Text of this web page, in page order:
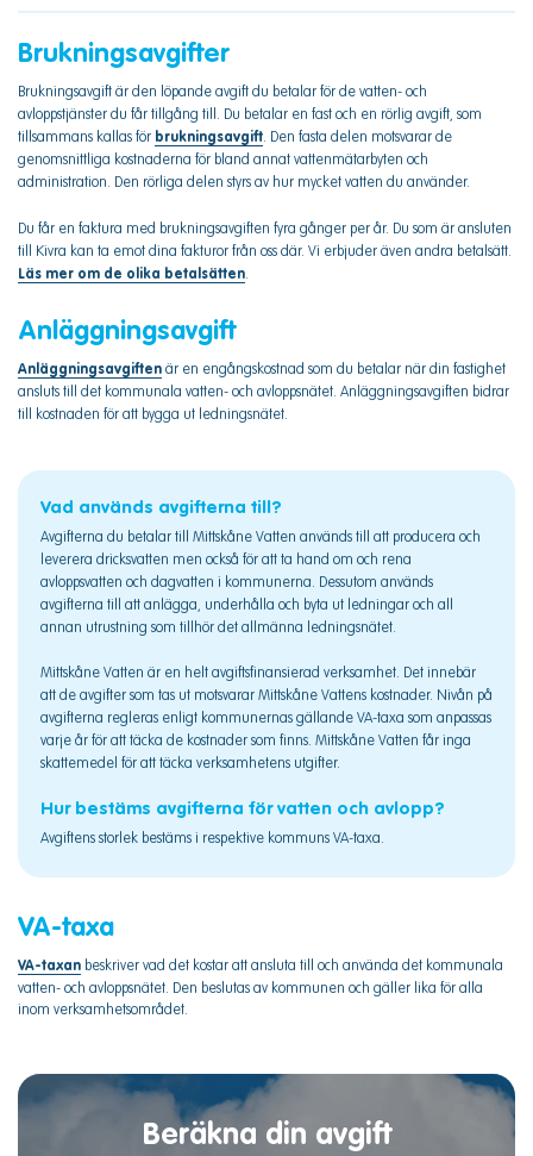
Brukningsavgifter
Brukningsavgift är den löpande avgift du betalar för de vatten- och
avloppstjänster du får tillgång till. Du betalar en fast och en rörlig avgift, som
tillsammans kallas för brukningsavgift. Den fasta delen motsvarar de
genomsnittliga kostnaderna för bland annat vattenmätarbyten och
administration. Den rörliga delen styrs av hur mycket vatten du använder.
Du får en faktura med brukningsavgiften fyra gånger per år. Du som är ansluten
till Kivra kan ta emot dina fakturor från oss där. Vi erbjuder även andra betalsätt.
Läs mer om de olika betalsätten.
Anläggningsavgift
Anläggningsavgiften är en engångskostnad som du betalar när din fastighet
ansluts till det kommunala vatten- och avloppsnätet. Anläggningsavgiften bidrar
till kostnaden för att bygga ut ledningsnätet.
Vad används avgifterna till?
Avgifterna du betalar till Mittskåne Vatten används till att producera och
leverera dricksvatten men också för att ta hand om och rena
avloppsvatten och dagvatten i kommunerna. Dessutom används
avgifterna till att anlägga, underhålla och byta ut ledningar och all
annan utrustning som tillhör det allmänna ledningsnätet.
Mittskåne Vatten är en helt avgiftsfinansierad verksamhet. Det innebär
att de avgifter som tas ut motsvarar Mittskåne Vattens kostnader. Nivån på
avgifterna regleras enligt kommunernas gällande VA-taxa som anpassas
varje år för att täcka de kostnader som finns. Mittskåne Vatten får inga
skattemedel för att täcka verksamhetens utgifter.
Hur bestäms avgifterna för vatten och avlopp?
Avgiftens storlek bestäms i respektive kommuns VA-taxa.
VA-taxa
VA-taxan beskriver vad det kostar att ansluta till och använda det kommunala
vatten- och avloppsnätet. Den beslutas av kommunen och gäller lika för alla
inom verksamhetsområdet.
Beräkna din avgift